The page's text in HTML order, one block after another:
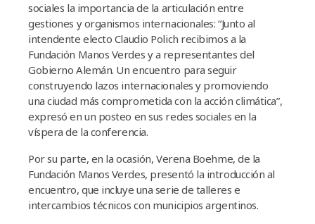
sociales la importancia de la articulación entre
gestiones y organismos internacionales: “Junto al
intendente electo Claudio Polich recibimos a la
Fundación Manos Verdes y a representantes del
Gobierno Alemán. Un encuentro para seguir
construyendo lazos internacionales y promoviendo
una ciudad más comprometida con la acción climática”,
expresó en un posteo en sus redes sociales en la
víspera de la conferencia.
Por su parte, en la ocasión, Verena Boehme, de la
Fundación Manos Verdes, presentó la introducción al
encuentro, que incluye una serie de talleres e
intercambios técnicos con municipios argentinos.